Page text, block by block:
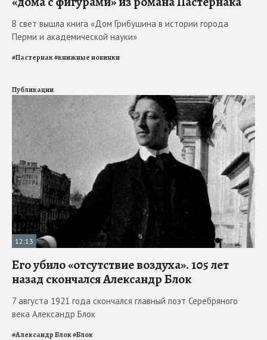
В свет вышла книга «Дом Грибушина в истории города
Перми и академической науки»
#Пастернак#книжные новинки
Публикации
12:13
Его убило «отсутствие воздуха». 105 лет
назад скончался Александр Блок
7 августа 1921 года скончался главный поэт Серебряного
века Александр Блок
#Александр Блок#Блок